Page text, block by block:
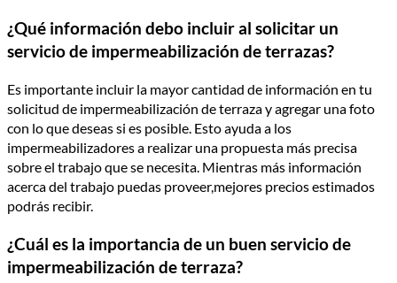
¿Qué información debo incluir al solicitar un
servicio de impermeabilización de terrazas?
Es importante incluir la mayor cantidad de información en tu
solicitud de impermeabilización de terraza y agregar una foto
con lo que deseas si es posible. Esto ayuda a los
impermeabilizadores a realizar una propuesta más precisa
sobre el trabajo que se necesita. Mientras más información
acerca del trabajo puedas proveer,mejores precios estimados
podrás recibir.
¿Cuál es la importancia de un buen servicio de
impermeabilización de terraza?